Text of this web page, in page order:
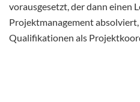
vorausgesetzt, der dann einen
Projektmanagement
Qualifikationen als